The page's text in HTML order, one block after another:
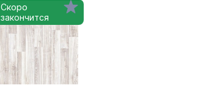
Скоро
закончится